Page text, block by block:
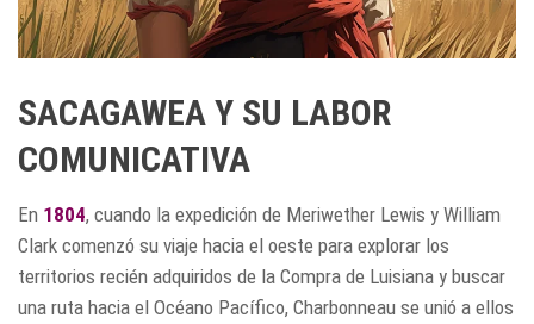
SACAGAWEA Y SU LABOR
COMUNICATIVA
En 1804, cuando la expedición de Meriwether Lewis y William
Clark comenzó su viaje hacia el oeste para explorar los
territorios recién adquiridos de la Compra de Luisiana y buscar
una ruta hacia el Océano Pacífico, Charbonneau se unió a ellos